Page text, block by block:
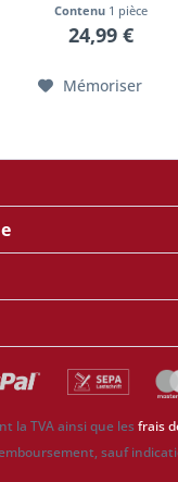
Contenu 1 pièce
24,99 €
Mémoriser
la TVA ainsi que les frais
sauf